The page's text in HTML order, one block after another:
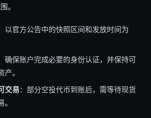
。
以官方公告中的快照区间和发放时间为
确保账户完成必要的身份认证，并保持可
。
交易：部分空投代币到账后，需等待现货